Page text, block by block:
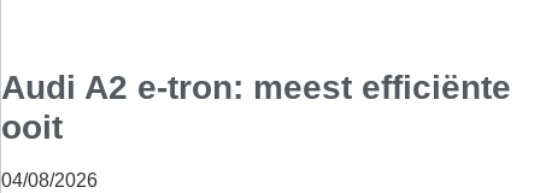
Audi A2 e-tron: meest efficiënte
ooit
04/08/2026